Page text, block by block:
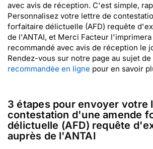
avec avis de réception. C'est simple,
Personnalisez votre lettre de
forfaitaire délictuelle (AFD) requête
de l'ANTAI, et Merci Facteur
recommandé avec avis de réception le
Rendez-vous sur notre page au sujet de
recommandée en ligne pour en savoir
3 étapes pour envoyer votre
contestation d'une amende
délictuelle (AFD) requête
auprès de l'ANTAI